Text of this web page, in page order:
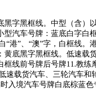
黑字黑框线。中型（含）
型汽车号牌：蓝底白字白
“港”、“澳”字，白框线
黄底黑字黑框线。低速载
框线前号牌后号牌11.教
速载货汽车、三轮汽车
入境汽车号牌白底棕蓝